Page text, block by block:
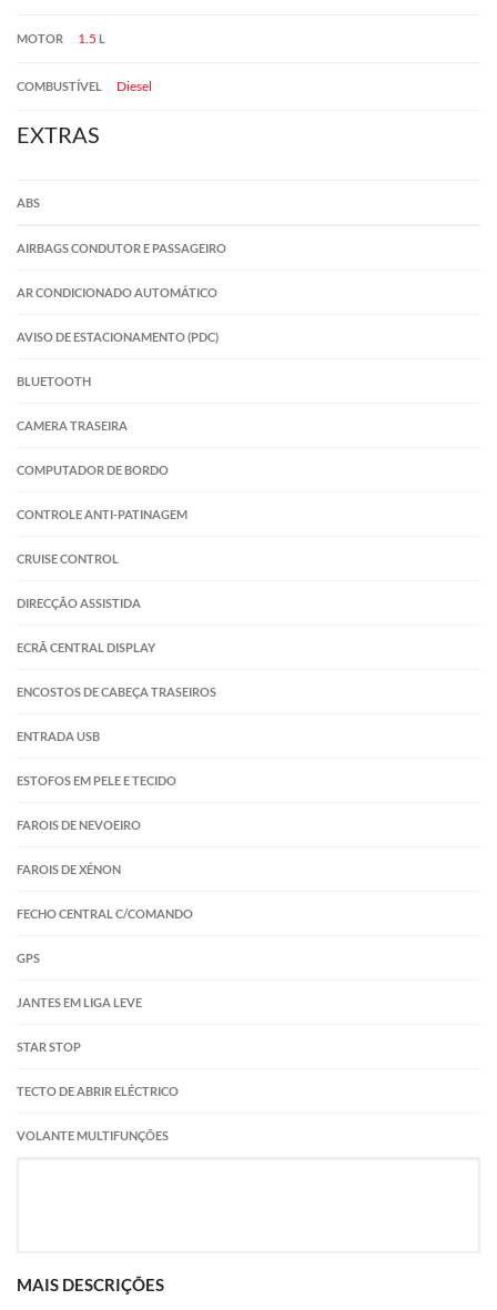
MOTOR 1.5 L
COMBUSTÍVEL Diesel
EXTRAS
ABS
AIRBAGS CONDUTOR E PASSAGEIRO
AR CONDICIONADO AUTOMÁTICO
AVISO DE ESTACIONAMENTO (PDC)
BLUETOOTH
CAMERA TRASEIRA
COMPUTADOR DE BORDO
CONTROLE ANTI-PATINAGEM
CRUISE CONTROL
DIRECÇÃO ASSISTIDA
ECRÃ CENTRAL DISPLAY
ENCOSTOS DE CABEÇA TRASEIROS
ENTRADA USB
ESTOFOS EM PELE E TECIDO
FAROIS DE NEVOEIRO
FAROIS DE XÉNON
FECHO CENTRAL C/COMANDO
GPS
JANTES EM LIGA LEVE
STAR STOP
TECTO DE ABRIR ELÉCTRICO
VOLANTE MULTIFUNÇÕES
MAIS DESCRIÇÕES